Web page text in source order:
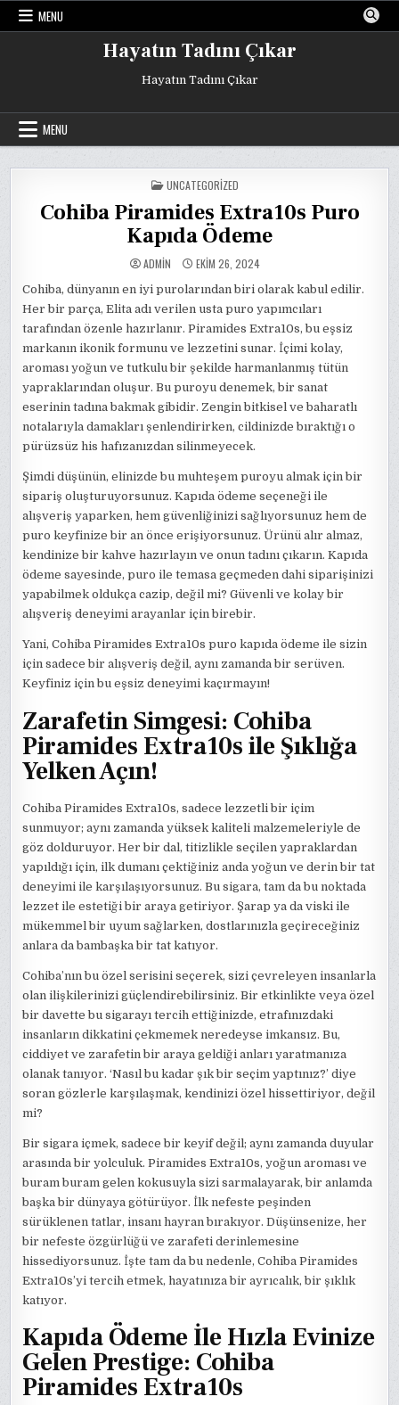
Skip
MENU
Hayatın Tadını Çıkar
Hayatın Tadını Çıkar
MENU
POSTED
IN
UNCATEGORIZED
Cohiba Piramides Extra10s Puro
Kapıda Ödeme
ADMIN EKIM 26, 2024
Cohiba, dünyanın en iyi purolarından biri olarak kabul edilir.
Her bir parça, Elita adı verilen usta puro yapımcıları
tarafından özenle hazırlanır. Piramides Extra10s, bu eşsiz
markanın ikonik formunu ve lezzetini sunar. İçimi kolay,
aroması yoğun ve tutkulu bir şekilde harmanlanmış tütün
yapraklarından oluşur. Bu puroyu denemek, bir sanat
eserinin tadına bakmak gibidir. Zengin bitkisel ve baharatlı
notalarıyla damakları şenlendirirken, cildinizde bıraktığı o
pürüzsüz his hafızanızdan silinmeyecek.
Şimdi düşünün, elinizde bu muhteşem puroyu almak için bir
sipariş oluşturuyorsunuz. Kapıda ödeme seçeneği ile
alışveriş yaparken, hem güvenliğinizi sağlıyorsunuz hem de
puro keyfinize bir an önce erişiyorsunuz. Ürünü alır almaz,
kendinize bir kahve hazırlayın ve onun tadını çıkarın. Kapıda
ödeme sayesinde, puro ile temasa geçmeden dahi siparişinizi
yapabilmek oldukça cazip, değil mi? Güvenli ve kolay bir
alışveriş deneyimi arayanlar için birebir.
Yani, Cohiba Piramides Extra10s puro kapıda ödeme ile sizin
için sadece bir alışveriş değil, aynı zamanda bir serüven.
Keyfiniz için bu eşsiz deneyimi kaçırmayın!
Zarafetin Simgesi: Cohiba
Piramides Extra10s ile Şıklığa
Yelken Açın!
Cohiba Piramides Extra10s, sadece lezzetli bir içim
sunmuyor; aynı zamanda yüksek kaliteli malzemeleriyle de
göz dolduruyor. Her bir dal, titizlikle seçilen yapraklardan
yapıldığı için, ilk dumanı çektiğiniz anda yoğun ve derin bir tat
deneyimi ile karşılaşıyorsunuz. Bu sigara, tam da bu noktada
lezzet ile estetiği bir araya getiriyor. Şarap ya da viski ile
mükemmel bir uyum sağlarken, dostlarınızla geçireceğiniz
anlara da bambaşka bir tat katıyor.
Cohiba’nın bu özel serisini seçerek, sizi çevreleyen insanlarla
olan ilişkilerinizi güçlendirebilirsiniz. Bir etkinlikte veya özel
bir davette bu sigarayı tercih ettiğinizde, etrafınızdaki
insanların dikkatini çekmemek neredeyse imkansız. Bu,
ciddiyet ve zarafetin bir araya geldiği anları yaratmanıza
olanak tanıyor. ‘Nasıl bu kadar şık bir seçim yaptınız?’ diye
soran gözlerle karşılaşmak, kendinizi özel hissettiriyor, değil
mi?
Bir sigara içmek, sadece bir keyif değil; aynı zamanda duyular
arasında bir yolculuk. Piramides Extra10s, yoğun aroması ve
buram buram gelen kokusuyla sizi sarmalayarak, bir anlamda
başka bir dünyaya götürüyor. İlk nefeste peşinden
sürüklenen tatlar, insanı hayran bırakıyor. Düşünsenize, her
bir nefeste özgürlüğü ve zarafeti derinlemesine
hissediyorsunuz. İşte tam da bu nedenle, Cohiba Piramides
Extra10s’yi tercih etmek, hayatınıza bir ayrıcalık, bir şıklık
katıyor.
Kapıda Ödeme İle Hızla Evinize
Gelen Prestige: Cohiba
Piramides Extra10s